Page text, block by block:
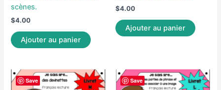
scènes.
$4.00
Ajouter au panier
$4.00
Ajouter au panier
Save Save